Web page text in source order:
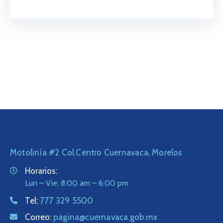
Motolinía #2 Col.Centro Cuernavaca, Morelos
Horarios:
Lun – Vie: 8:00 am – 6:00 pm
Tel: 777 329 5500
Correo: pagina@cuernavaca.gob.mx